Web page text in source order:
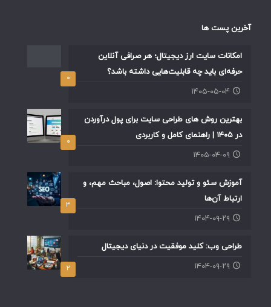
آخرین پست ها
۰
امکانات سایت ارز دیجیتال؛ هر صرافی آنلاین
حرفه‌ای باید چه قابلیت‌هایی داشته باشد؟
۱۴۰۵-۰۵-۰۴
۰
بهترین روش های طراحی سایت برای پول درآوردن
در ۱۴۰۵ | راهنمای کامل و کاربردی
۱۴۰۵-۰۴-۰۹
۳
آموزش سئو و تولید محتوا: اصول، مباحث مهم، و
ارتباط آن‌ها
۱۴۰۴-۰۹-۲۹
۲
طراحی وب: کلید موفقیت در دنیای دیجیتال
۱۴۰۴-۰۹-۲۹